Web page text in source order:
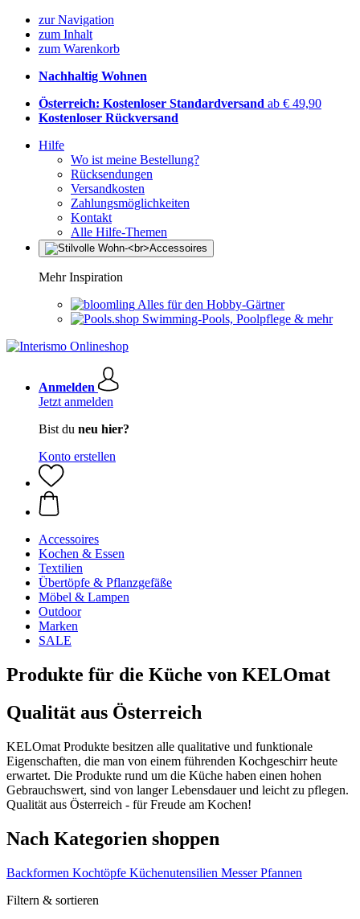
zur Navigation
zum Inhalt
zum Warenkorb
Nachhaltig Wohnen
Österreich: Kostenloser Standardversand ab € 49,90
Kostenloser Rückversand
Hilfe
Wo ist meine Bestellung?
Rücksendungen
Versandkosten
Zahlungsmöglichkeiten
Kontakt
Alle Hilfe-Themen
Mehr Inspiration
Alles für den Hobby-Gärtner
Swimming-Pools, Poolpflege & mehr
Anmelden
Jetzt anmelden
Bist du neu hier?
Konto erstellen
Accessoires
Kochen & Essen
Textilien
Übertöpfe & Pflanzgefäße
Möbel & Lampen
Outdoor
Marken
SALE
Produkte für die Küche von KELOmat
Qualität aus Österreich
KELOmat Produkte besitzen alle qualitative und funktionale
Eigenschaften, die man von einem führenden Kochgeschirr heute
erwartet. Die Produkte rund um die Küche haben einen hohen
Gebrauchswert, sind von langer Lebensdauer und leicht zu pflegen.
Qualität aus Österreich - für Freude am Kochen!
Nach Kategorien shoppen
Backformen Kochtöpfe Küchenutensilien Messer Pfannen
Filtern & sortieren